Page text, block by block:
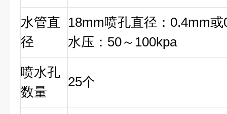
水管直
径
18mm喷孔直径：0.4mm
水压：50～100kpa
喷水孔
数量
25个